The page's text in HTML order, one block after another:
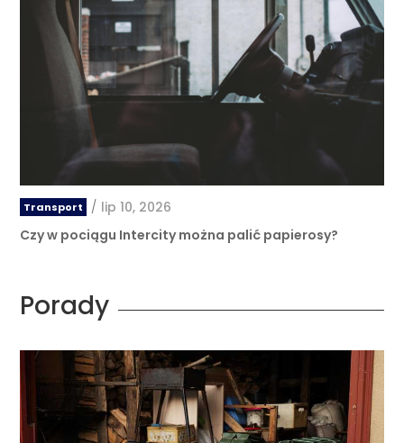
Transport / lip 10, 2026
Czy w pociągu Intercity można palić papierosy?
Porady